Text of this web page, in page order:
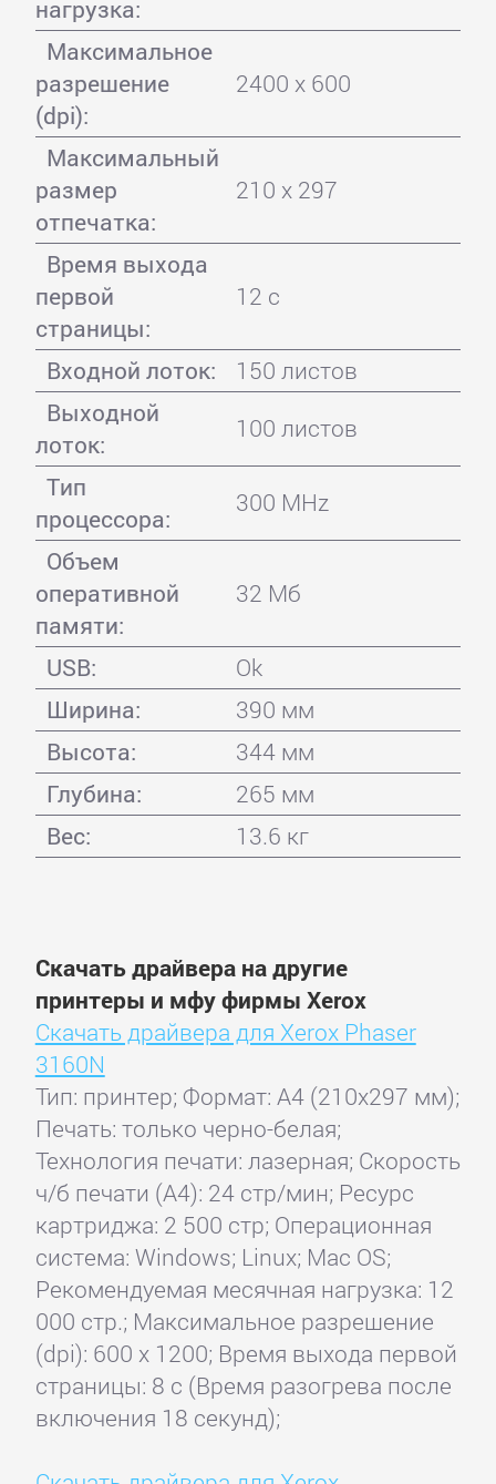
нагрузка:
Максимальное
разрешение
(dpi):
2400 x 600
Максимальный
размер
отпечатка:
210 x 297
Время выхода
первой
страницы:
12 с
Входной лоток:
150 листов
Выходной
лоток:
100 листов
Тип
процессора:
300 MHz
Объем
оперативной
памяти:
32 Мб
USB:
Ok
Ширина:
390 мм
Высота:
344 мм
Глубина:
265 мм
Вес:
13.6 кг
Скачать драйвера на другие
принтеры и мфу фирмы Xerox
Скачать драйвера для Xerox Phaser
3160N
Тип: принтер; Формат: A4 (210x297 мм);
Печать: только черно-белая;
Технология печати: лазерная; Скорость
ч/б печати (А4): 24 стр/мин; Ресурс
картриджа: 2 500 стр; Операционная
система: Windows; Linux; Mac OS;
Рекомендуемая месячная нагрузка: 12
000 стр.; Максимальное разрешение
(dpi): 600 x 1200; Время выхода первой
страницы: 8 с (Время разогрева после
включения 18 секунд);